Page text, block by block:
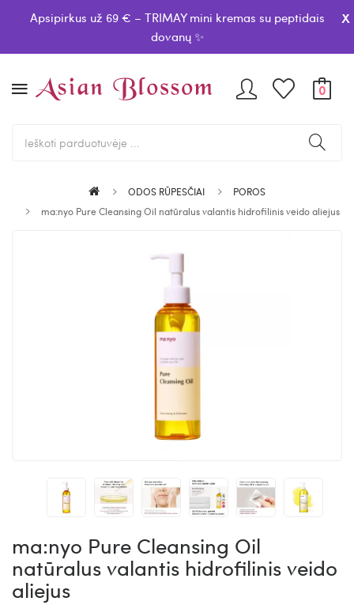
Apsipirkus už 69 € – TRIMAY mini kremas su peptidais
dovanų ✨
x
0
ODOS RŪPESČIAI
POROS
ma:nyo Pure Cleansing Oil natūralus valantis hidrofilinis veido aliejus
ma:nyo Pure Cleansing Oil
natūralus valantis hidrofilinis veido
aliejus